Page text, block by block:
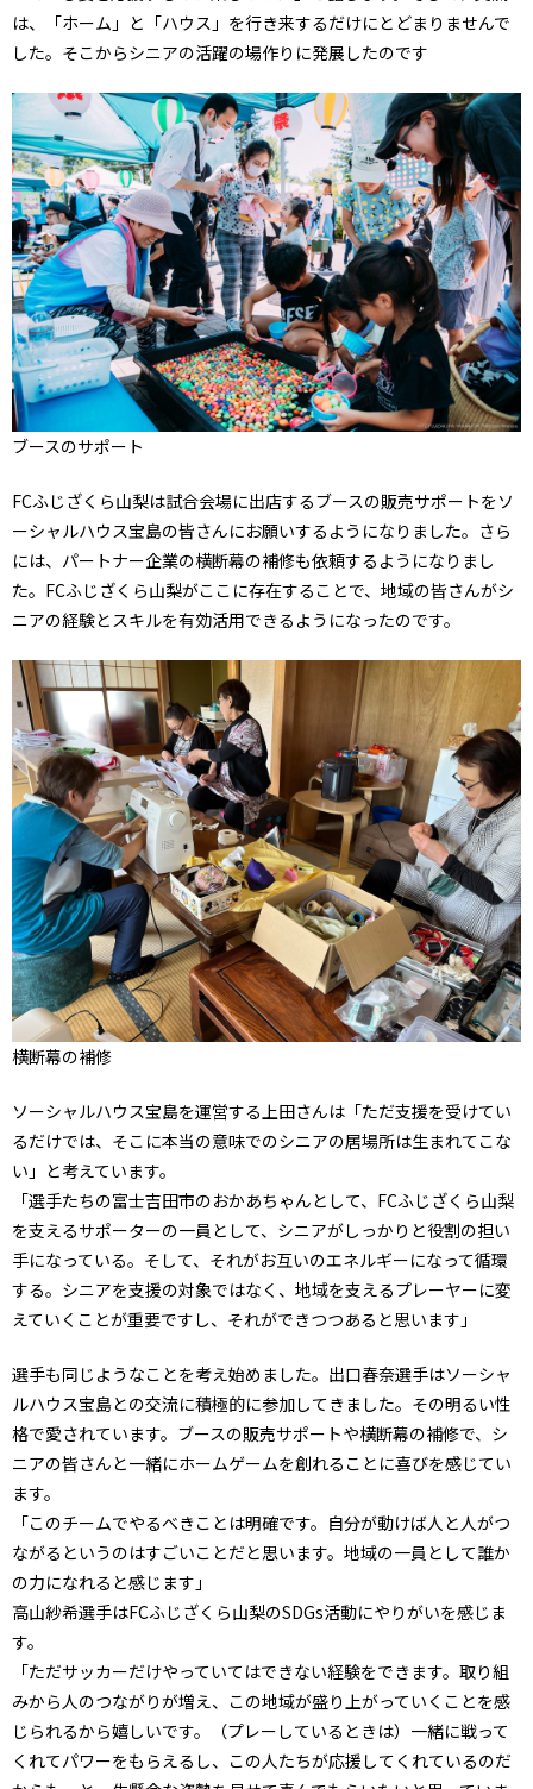
は、「ホーム」と「ハウス」を行き来するだけにとどまりませんで
した。そこからシニアの活躍の場作りに発展したのです
ブースのサポート
FCふじざくら山梨は試合会場に出店するブースの販売サポートをソ
ーシャルハウス宝島の皆さんにお願いするようになりました。さら
には、パートナー企業の横断幕の補修も依頼するようになりまし
た。FCふじざくら山梨がここに存在することで、地域の皆さんがシ
ニアの経験とスキルを有効活用できるようになったのです。
横断幕の補修
ソーシャルハウス宝島を運営する上田さんは「ただ支援を受けてい
るだけでは、そこに本当の意味でのシニアの居場所は生まれてこな
い」と考えています。
「選手たちの富士吉田市のおかあちゃんとして、FCふじざくら山梨
を支えるサポーターの一員として、シニアがしっかりと役割の担い
手になっている。そして、それがお互いのエネルギーになって循環
する。シニアを支援の対象ではなく、地域を支えるプレーヤーに変
えていくことが重要ですし、それができつつあると思います」
選手も同じようなことを考え始めました。出口春奈選手はソーシャ
ルハウス宝島との交流に積極的に参加してきました。その明るい性
格で愛されています。ブースの販売サポートや横断幕の補修で、シ
ニアの皆さんと一緒にホームゲームを創れることに喜びを感じてい
ます。
「このチームでやるべきことは明確です。自分が動けば人と人がつ
ながるというのはすごいことだと思います。地域の一員として誰か
の力になれると感じます」
高山紗希選手はFCふじざくら山梨のSDGs活動にやりがいを感じま
す。
「ただサッカーだけやっていてはできない経験をできます。取り組
みから人のつながりが増え、この地域が盛り上がっていくことを感
じられるから嬉しいです。（プレーしているときは）一緒に戦って
くれてパワーをもらえるし、この人たちが応援してくれているのだ